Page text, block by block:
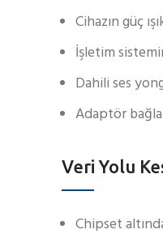
Cihazın güç
İşletim
Dahili ses
Adaptör
Veri Yolu
Chipset